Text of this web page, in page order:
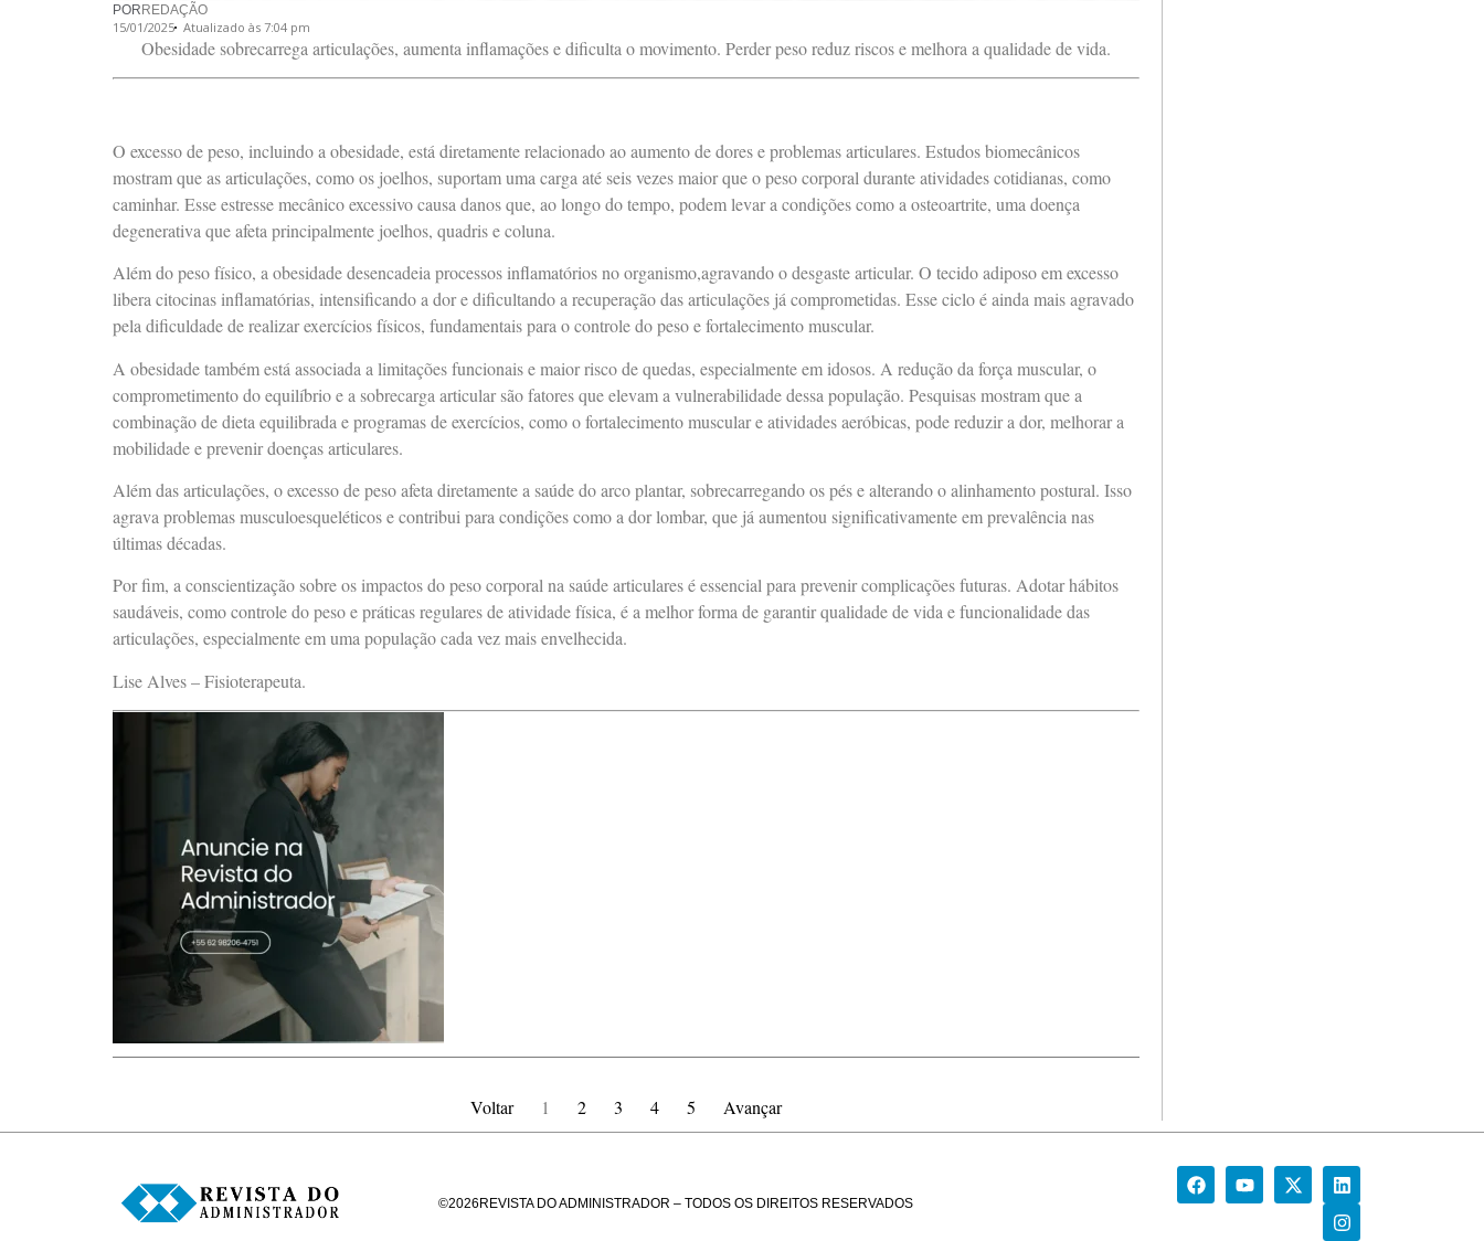
PORREDAÇÃO
15/01/2025 Atualizado às 7:04 pm
Obesidade sobrecarrega articulações, aumenta inflamações e dificulta o movimento. Perder peso reduz riscos e melhora a qualidade de vida.
O excesso de peso, incluindo a obesidade, está diretamente relacionado ao aumento de dores e problemas articulares. Estudos biomecânicos
mostram que as articulações, como os joelhos, suportam uma carga até seis vezes maior que o peso corporal durante atividades cotidianas, como
caminhar. Esse estresse mecânico excessivo causa danos que, ao longo do tempo, podem levar a condições como a osteoartrite, uma doença
degenerativa que afeta principalmente joelhos, quadris e coluna.
Além do peso físico, a obesidade desencadeia processos inflamatórios no organismo,agravando o desgaste articular. O tecido adiposo em excesso
libera citocinas inflamatórias, intensificando a dor e dificultando a recuperação das articulações já comprometidas. Esse ciclo é ainda mais agravado
pela dificuldade de realizar exercícios físicos, fundamentais para o controle do peso e fortalecimento muscular.
A obesidade também está associada a limitações funcionais e maior risco de quedas, especialmente em idosos. A redução da força muscular, o
comprometimento do equilíbrio e a sobrecarga articular são fatores que elevam a vulnerabilidade dessa população. Pesquisas mostram que a
combinação de dieta equilibrada e programas de exercícios, como o fortalecimento muscular e atividades aeróbicas, pode reduzir a dor, melhorar a
mobilidade e prevenir doenças articulares.
Além das articulações, o excesso de peso afeta diretamente a saúde do arco plantar, sobrecarregando os pés e alterando o alinhamento postural. Isso
agrava problemas musculoesqueléticos e contribui para condições como a dor lombar, que já aumentou significativamente em prevalência nas
últimas décadas.
Por fim, a conscientização sobre os impactos do peso corporal na saúde articulares é essencial para prevenir complicações futuras. Adotar hábitos
saudáveis, como controle do peso e práticas regulares de atividade física, é a melhor forma de garantir qualidade de vida e funcionalidade das
articulações, especialmente em uma população cada vez mais envelhecida.
Lise Alves – Fisioterapeuta.
Voltar 1 2 3 4 5 Avançar
©2026 REVISTA DO ADMINISTRADOR – TODOS OS DIREITOS RESERVADOS